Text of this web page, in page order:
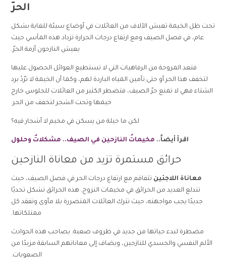
الحرّ
تحت ظل الخيمة تعيش الآلاف من العائلات في أوضاع سيئة للغاية بشكل
عام، في فصل الصيف ومع ارتفاع درجات الحرارة تزداد هذه المآسي حيث
يعيش النازحون أزمة الحرّ.
فتعد المروحة من الرفاهيات التي لا تستطيع العوائل الحصول عليها
لتخفف هذا الحر أو حتى تأمين المياه الباردة لهم، وكما أن الخيمة لا ترّدُ برد
الشتاء فهي لا تمنع حرّ الصيف، فتضطر الكثير من العائلات للجلوس خارج
خيمها وتحت الشجر لتخفف من الحر.
لكن ما حيلة من يسكن في مخيم لا أشجار فيه؟
اقرأ أيضاً.. مخيماتُ النازحين في الصيف.. مشكلاتٌ وحلول
حرائق مستمرة تزيد من معاناة النازحين
معاناة اللاجئين تتفاقم مع ارتفاع درجات الحر في فصل الصيف، حيث
تندلع العديد من الحرائق في مخيمات النزوح. هذه الحرائق تشكل تحديًا
جديدًا يجب مواجهته، حيث تترك العائلات المتضررة بلا مأوى وتفقد كل
ممتلكاتها.
مضطرة لبدء حياتها من جديد في ظروف صعبة. يصاحب هذه الحوادث
الألم النفسي والجسدي للنازحين، ويضاف إلى معاناتهم السابقة مزيدًا من
الصعوبات.